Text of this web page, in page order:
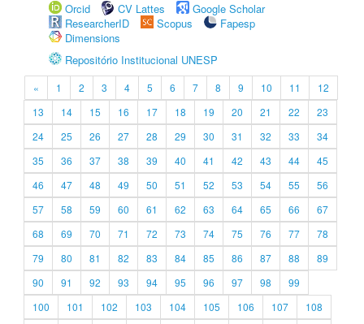
Orcid
CV Lattes
Google Scholar
ResearcherID
Scopus
Fapesp
Dimensions
Repositório Institucional UNESP
« 1 2 3 4 5 6 7 8 9 10 11
12
13
14 15 16 17 18 19 20 21 22
23
24
25 26 27 28 29 30 31 32 33
34
35
36 37 38 39 40 41 42 43 44
45
46
47 48 49 50 51 52 53 54 55
56
57
58 59 60 61 62 63 64 65 66
67
68
69 70 71 72 73 74 75 76 77
78
79
80 81 82 83 84 85 86 87 88
89
90
91 92 93 94 95 96 97 98
99
100
101 102 103 104 105 106 107
108